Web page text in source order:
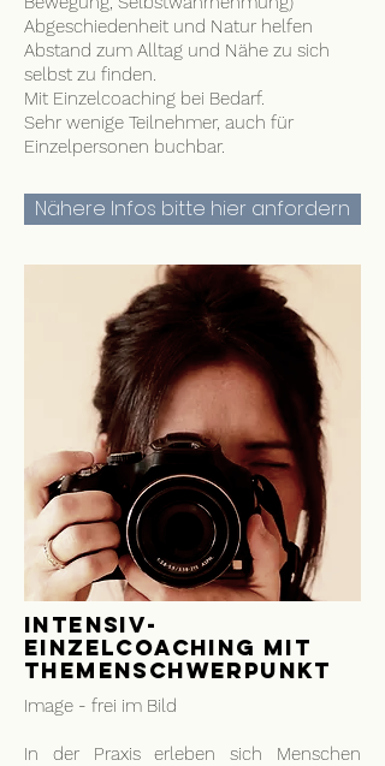
Abgeschiedenheit und Natur helfen
Abstand zum Alltag und Nähe zu sich
selbst zu finden.
Mit Einzelcoaching bei Bedarf.
Sehr wenige Teilnehmer, auch für
Einzelpersonen buchbar.
Nähere Infos bitte hier anfordern
Intensiv-
Einzelcoaching mit
Themenschwerpunkt
Image - frei im Bild
In der Praxis erleben sich Menschen